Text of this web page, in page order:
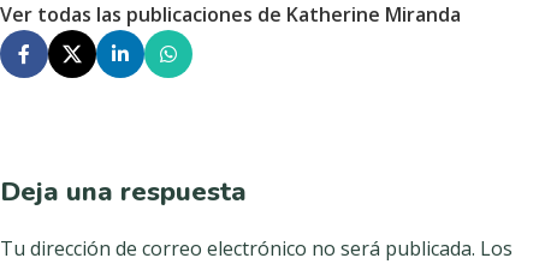
Ver todas las publicaciones de Katherine Miranda
Deja una respuesta
Tu dirección de correo electrónico no será publicada. Los